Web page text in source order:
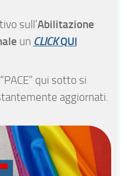
sull’Abilitazione
un CLICKQUI
qui sotto si
aggiornati.